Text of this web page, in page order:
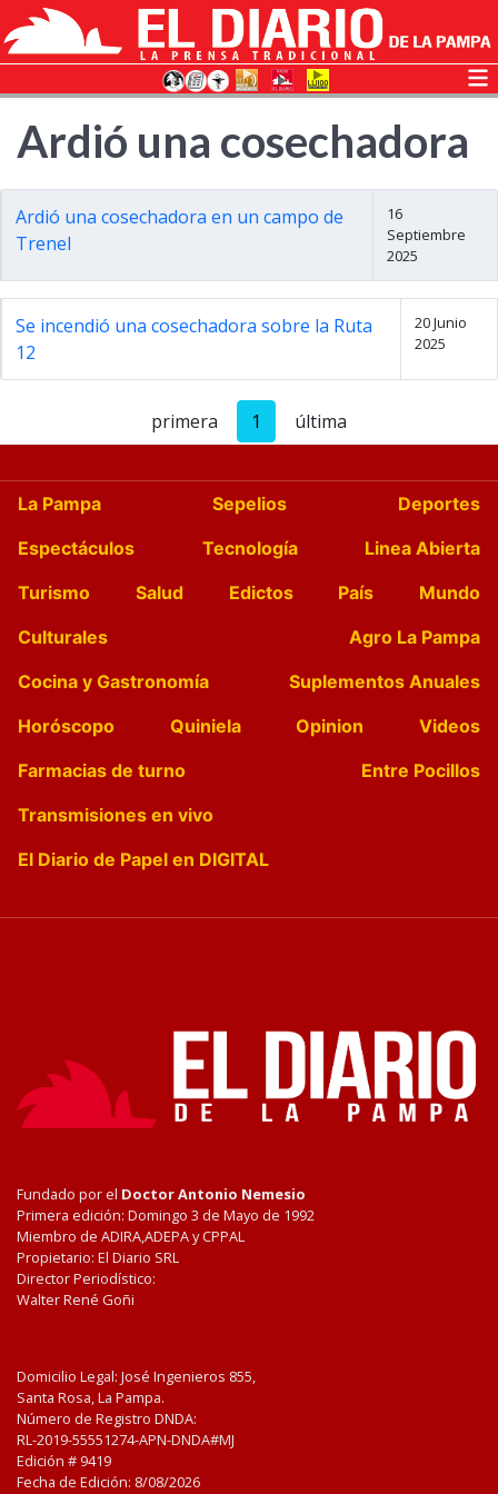
Ardió una cosechadora
Ardió una cosechadora en un campo de
Trenel
16
Septiembre
2025
Se incendió una cosechadora sobre la Ruta
12
20 Junio
2025
primera 1 última
La Pampa Sepelios
Deportes
Espectáculos
Tecnología
Linea Abierta
Turismo
Salud Edictos País
Mundo
Culturales
Agro La Pampa
Cocina y Gastronomía
Suplementos Anuales
Horóscopo
Quiniela Opinion
Videos
Farmacias de turno
Entre Pocillos
Transmisiones en vivo
El Diario de Papel en DIGITAL
Fundado por el Doctor Antonio Nemesio
Primera edición: Domingo 3 de Mayo de 1992
Miembro de ADIRA,ADEPA y CPPAL
Propietario: El Diario SRL
Director Periodístico:
Walter René Goñi
Domicilio Legal: José Ingenieros 855,
Santa Rosa, La Pampa.
Número de Registro DNDA:
RL-2019-55551274-APN-DNDA#MJ
Edición # 9419
Fecha de Edición: 8/08/2026